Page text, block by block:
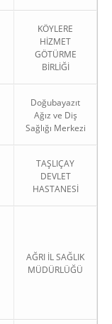
KÖYLERE
HİZMET
GÖTÜRME
BİRLİĞİ
Doğubayazıt
Ağız ve Diş
Sağlığı Merkezi
TAŞLIÇAY
DEVLET
HASTANESİ
AĞRI İL SAĞLIK
MÜDÜRLÜĞÜ